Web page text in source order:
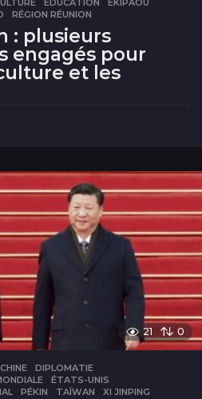
,ÉDUCATION ,EKIPAOU
,RÉGION RÉUNION
: plusieurs
engagés pour
et les
21 0
CHINE ,DIPLOMATIE
,ÉTATS-UNIS
,PÉKIN ,TAÏWAN ,XI JINPING